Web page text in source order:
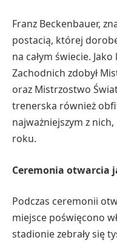
Franz Beckenbauer,
postacią, której
na całym świecie.
Zachodnich zdobył
oraz Mistrzostwo
trenerska również
najważniejszym z
roku.
Ceremonia otwarcia
Podczas ceremonii
miejsce poświęcono
stadionie zebrały się